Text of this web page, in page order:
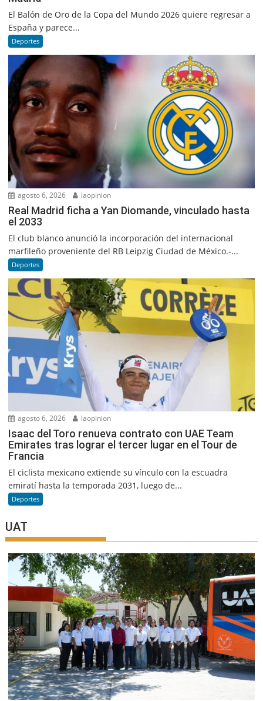
El Balón de Oro de la Copa del Mundo 2026 quiere regresar a
España y parece...
Deportes
agosto 6, 2026 laopinion
Real Madrid ficha a Yan Diomande, vinculado hasta
el 2033
El club blanco anunció la incorporación del internacional
marfileño proveniente del RB Leipzig Ciudad de México.-...
Deportes
agosto 6, 2026 laopinion
Isaac del Toro renueva contrato con UAE Team
Emirates tras lograr el tercer lugar en el Tour de
Francia
El ciclista mexicano extiende su vínculo con la escuadra
emiratí hasta la temporada 2031, luego de...
Deportes
UAT